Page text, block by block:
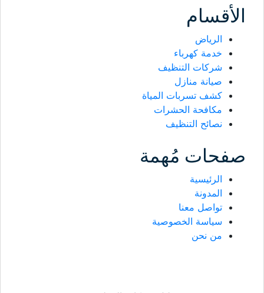
الرياض
خدمة كهرباء
شركات التنظيف
صيانة منازل
كشف تسربات المياة
مكافحة الحشرات
نصائح التنظيف
مُهمة
الرئيسية
المدونة
تواصل معنا
سياسة الخصوصية
من نحن